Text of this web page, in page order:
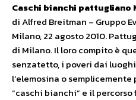
Caschi bianchi pattugliano
di Alfred Breitman – Gruppo
Milano, 22 agosto 2010.
di Milano. Il loro compito è
senzatetto, i poveri dai
l’elemosina o
“caschi bianchi” e il